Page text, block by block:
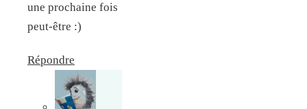
une prochaine fois
peut-être :)
Répondre